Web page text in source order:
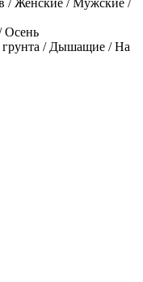
Осень
грунта / Дышащие / На